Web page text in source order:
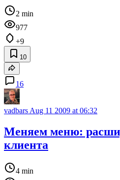
2 min
977
+9
10
16
vadbars Aug 11 2009 at 06:32
Меняем меню:
клиента
4 min